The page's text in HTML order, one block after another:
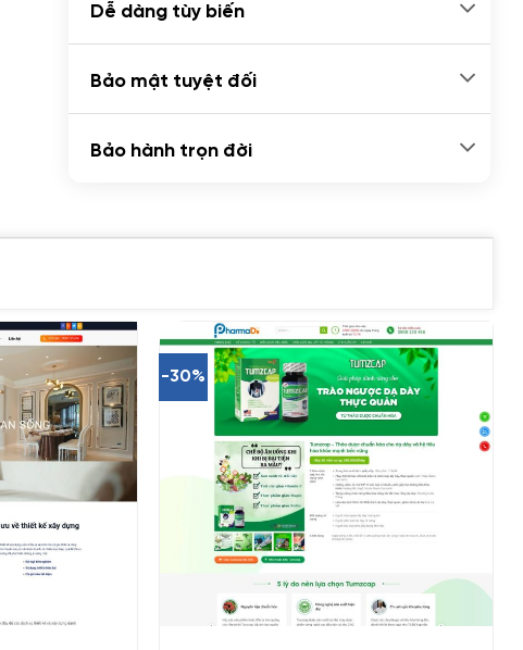
Dễ dàng tùy biến
Bảo mật tuyệt đối
Bảo hành trọn đời
-30%